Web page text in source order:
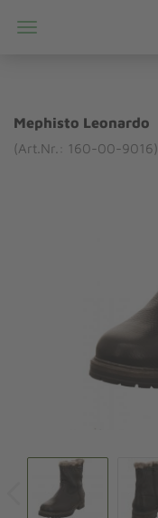
Mephisto Leonardo
(Art.Nr.: 160-00-9016)